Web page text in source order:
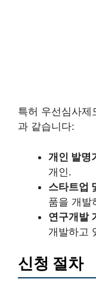
특허 우선심사제
과 같습니다:
개인 발명
개인.
스타트업
품을 개발
연구개발
개발하고
신청 절차